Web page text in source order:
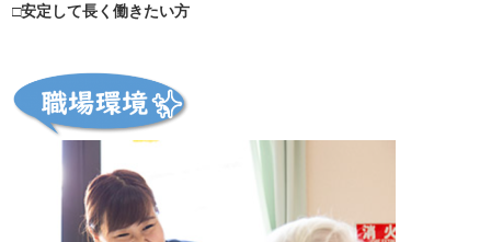
□安定して長く働きたい方